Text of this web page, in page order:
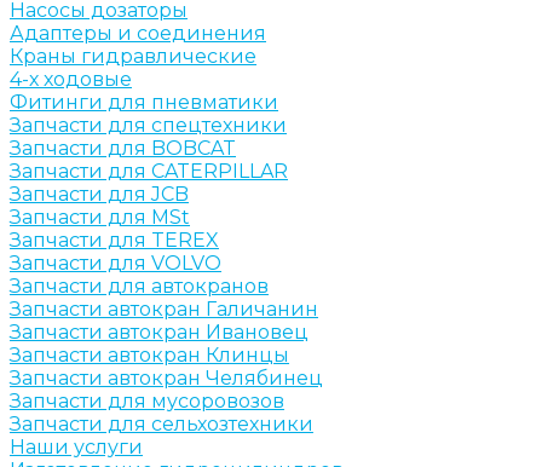
Насосы дозаторы
Адаптеры и соединения
Краны гидравлические
4-х ходовые
Фитинги для пневматики
Запчасти для спецтехники
Запчасти для BOBCAT
Запчасти для CATERPILLAR
Запчасти для JCB
Запчасти для MSt
Запчасти для TEREX
Запчасти для VOLVO
Запчасти для автокранов
Запчасти автокран Галичанин
Запчасти автокран Ивановец
Запчасти автокран Клинцы
Запчасти автокран Челябинец
Запчасти для мусоровозов
Запчасти для сельхозтехники
Наши услуги